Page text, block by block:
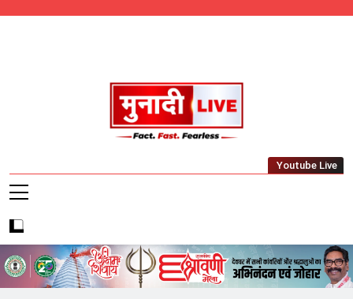
Munadi Live – Jharkhand's Leading Local
Youtube Live